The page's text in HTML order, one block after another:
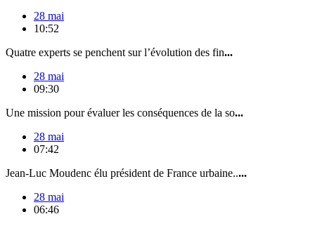
28 mai
10:52
Quatre experts se penchent sur l’évolution des fin...
28 mai
09:30
Une mission pour évaluer les conséquences de la so...
28 mai
07:42
Jean-Luc Moudenc élu président de France urbaine.....
28 mai
06:46